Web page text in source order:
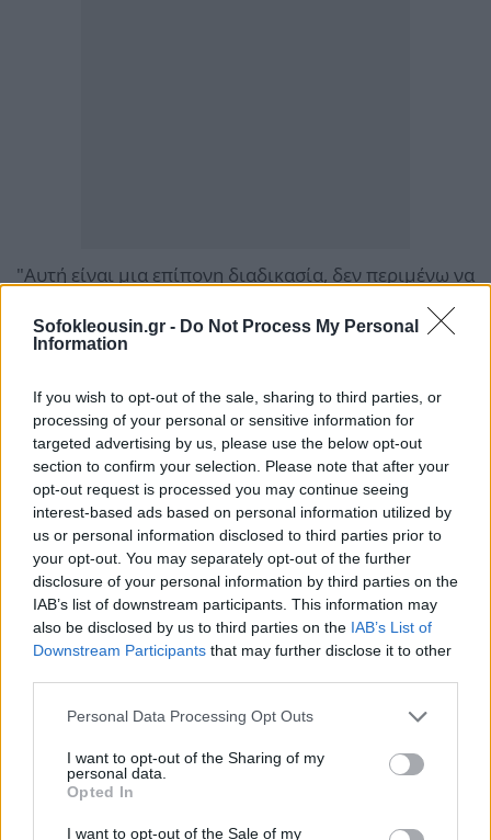
Sofokleousin.gr - Do Not Process My Personal
Information
If you wish to opt-out of the sale, sharing to third parties, or
processing of your personal or sensitive information for
targeted advertising by us, please use the below opt-out
section to confirm your selection. Please note that after your
opt-out request is processed you may continue seeing
interest-based ads based on personal information utilized by
us or personal information disclosed to third parties prior to
your opt-out. You may separately opt-out of the further
disclosure of your personal information by third parties on the
IAB’s list of downstream participants. This information may
also be disclosed by us to third parties on the IAB’s List of
Downstream Participants that may further disclose it to other
Personal Data Processing Opt Outs
I want to opt-out of the Sharing of my
personal data.
Opted In
I want to opt-out of the Sale of my
"Αυτή είναι μια επίπονη διαδικασία, δεν περιμένω να
υπάρξει σημαντική πρόοδος αυτή την εβδομάδα",
δήλωσε ο Μερτς.
Ο Αμερικανός υπουργός Εξωτερικών Μάρκο Ρούμπιο
είχε δηλώσει νωρίτερα "πολύ αισιόδοξος" ως προς
τη δυνατότητα επίτευξης συμφωνίας "πολύ
γρήγορα".